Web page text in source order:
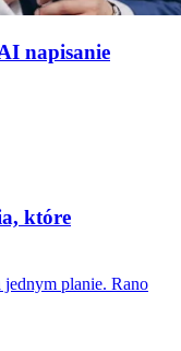
napisanie
które
planie. Rano